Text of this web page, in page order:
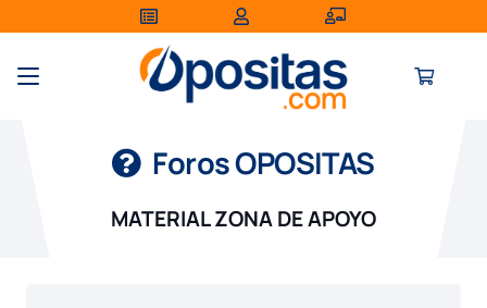
Foros OPOSITAS
MATERIAL ZONA DE APOYO